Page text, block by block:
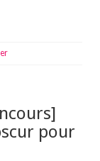
pour